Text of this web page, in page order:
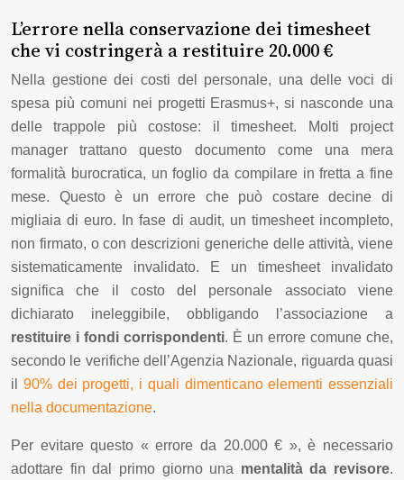
L’errore nella conservazione dei timesheet
che vi costringerà a restituire 20.000 €
Nella gestione dei costi del personale, una delle voci di
spesa più comuni nei progetti Erasmus+, si nasconde una
delle trappole più costose: il timesheet. Molti project
manager trattano questo documento come una mera
formalità burocratica, un foglio da compilare in fretta a fine
mese. Questo è un errore che può costare decine di
migliaia di euro. In fase di audit, un timesheet incompleto,
non firmato, o con descrizioni generiche delle attività, viene
sistematicamente invalidato. E un timesheet invalidato
significa che il costo del personale associato viene
dichiarato ineleggibile, obbligando l’associazione a
restituire i fondi corrispondenti. È un errore comune che,
secondo le verifiche dell’Agenzia Nazionale, riguarda quasi
il 90% dei progetti, i quali dimenticano elementi essenziali
nella documentazione.
Per evitare questo « errore da 20.000 € », è necessario
adottare fin dal primo giorno una mentalità da revisore.